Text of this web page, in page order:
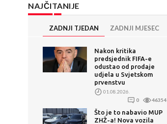
NAJČITANIJE
ZADNJI TJEDAN ZADNJI MJESEC
Nakon kritika
predsjednik FIFA-e
odustao od prodaje
udjela u Svjetskom
prvenstvu
01.08.2026.
0
46354
Što je to nabavio MUP
ZHŽ-a! Nova vozila